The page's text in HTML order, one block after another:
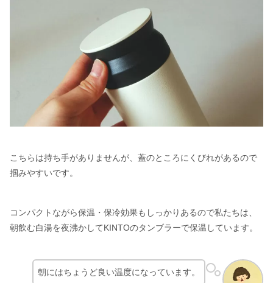
こちらは持ち手がありませんが、蓋のところにくびれがあるので
掴みやすいです。
コンパクトながら保温・保冷効果もしっかりあるので私たちは、
朝飲む白湯を夜沸かしてKINTOのタンブラーで保温しています。
朝にはちょうど良い温度になっています。